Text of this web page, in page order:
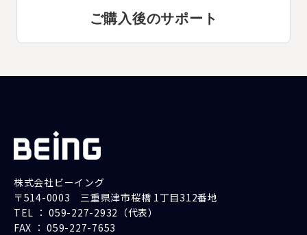
ご購入後のサポート
株式会社ビーイング
〒514-0003 三重県津市桜橋 1丁目312番地
TEL ： 059-227-2932（代表）
FAX ： 059-227-7653